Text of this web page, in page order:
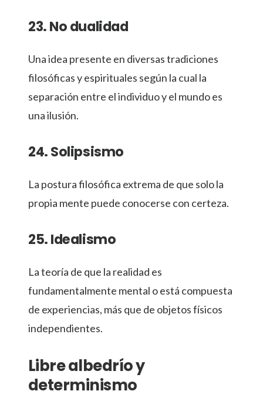
23. No dualidad
Una idea presente en diversas tradiciones
filosóficas y espirituales según la cual la
separación entre el individuo y el mundo es
una ilusión.
24. Solipsismo
La postura filosófica extrema de que solo la
propia mente puede conocerse con certeza.
25. Idealismo
La teoría de que la realidad es
fundamentalmente mental o está compuesta
de experiencias, más que de objetos físicos
independientes.
Libre albedrío y
determinismo